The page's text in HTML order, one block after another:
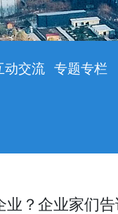
动交流 专题专栏
业？企业家们